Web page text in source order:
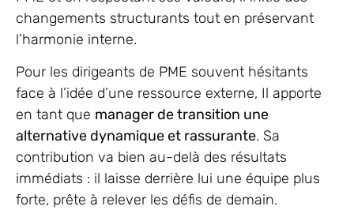
changements structurants tout en préservant
l’harmonie interne.
Pour les dirigeants de PME souvent hésitants
face à l’idée d’une ressource externe, Il apporte
en tant que manager de transition une
alternative dynamique et rassurante. Sa
contribution va bien au-delà des résultats
immédiats : il laisse derrière lui une équipe plus
forte, prête à relever les défis de demain.